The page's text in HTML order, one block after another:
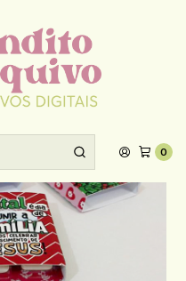
0
acima de R$30,00!
Natal
(Pandoca)